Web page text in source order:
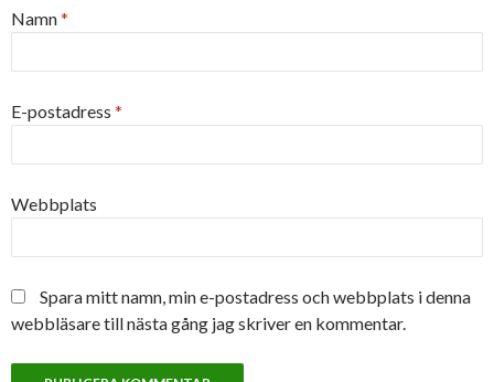
Namn*
E-postadress *
Webbplats
Spara mitt namn, min e-postadress och webbplats i denna
webbläsare till nästa gång jag skriver en kommentar.